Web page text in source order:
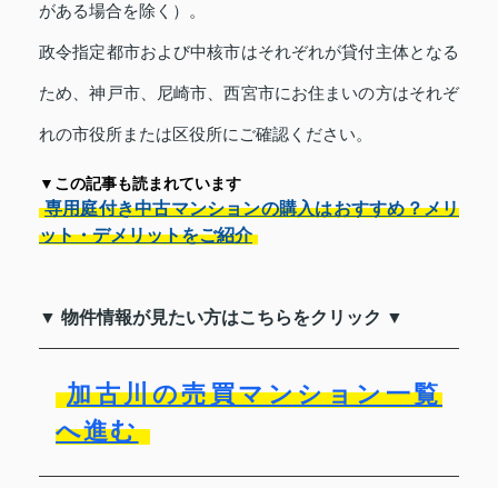
がある場合を除く）。
政令指定都市および中核市はそれぞれが貸付主体となる
ため、神戸市、尼崎市、西宮市にお住まいの方はそれぞ
れの市役所または区役所にご確認ください。
▼この記事も読まれています
専用庭付き中古マンションの購入はおすすめ？メリ
ット・デメリットをご紹介
▼ 物件情報が見たい方はこちらをクリック ▼
加古川の売買マンション一覧
へ進む